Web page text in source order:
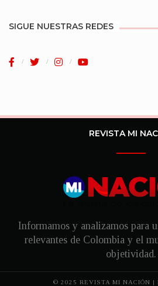
SIGUE NUESTRAS REDES
REVISTA MI
Informamos y analizamos para
relevantes de Colombia y el
objetividad.
© 2025 REVISTA MI NACIÓN |